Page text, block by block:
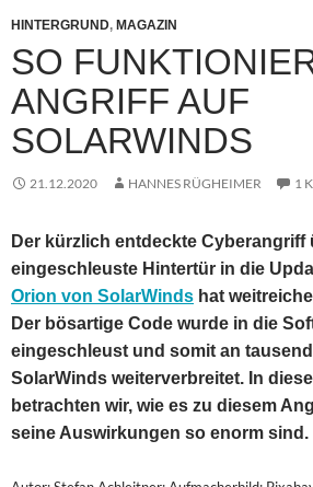
HINTERGRUND, MAGAZIN
SO
ANGRIFF AUF
SOLARWINDS
21.12.2020 HANNES RÜGHEIMER 1
Der kürzlich entdeckte Cyberangriff
eingeschleuste Hintertür in die
Orion von SolarWinds hat
Der bösartige Code wurde in die
eingeschleust und somit an
SolarWinds weiterverbreitet. In
betrachten wir, wie es zu diesem
seine Auswirkungen so enorm sind.